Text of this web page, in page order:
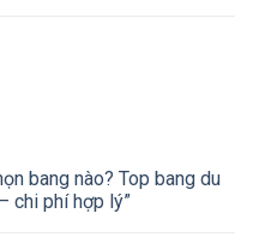
bang nào? Top bang du
chi phí hợp lý”